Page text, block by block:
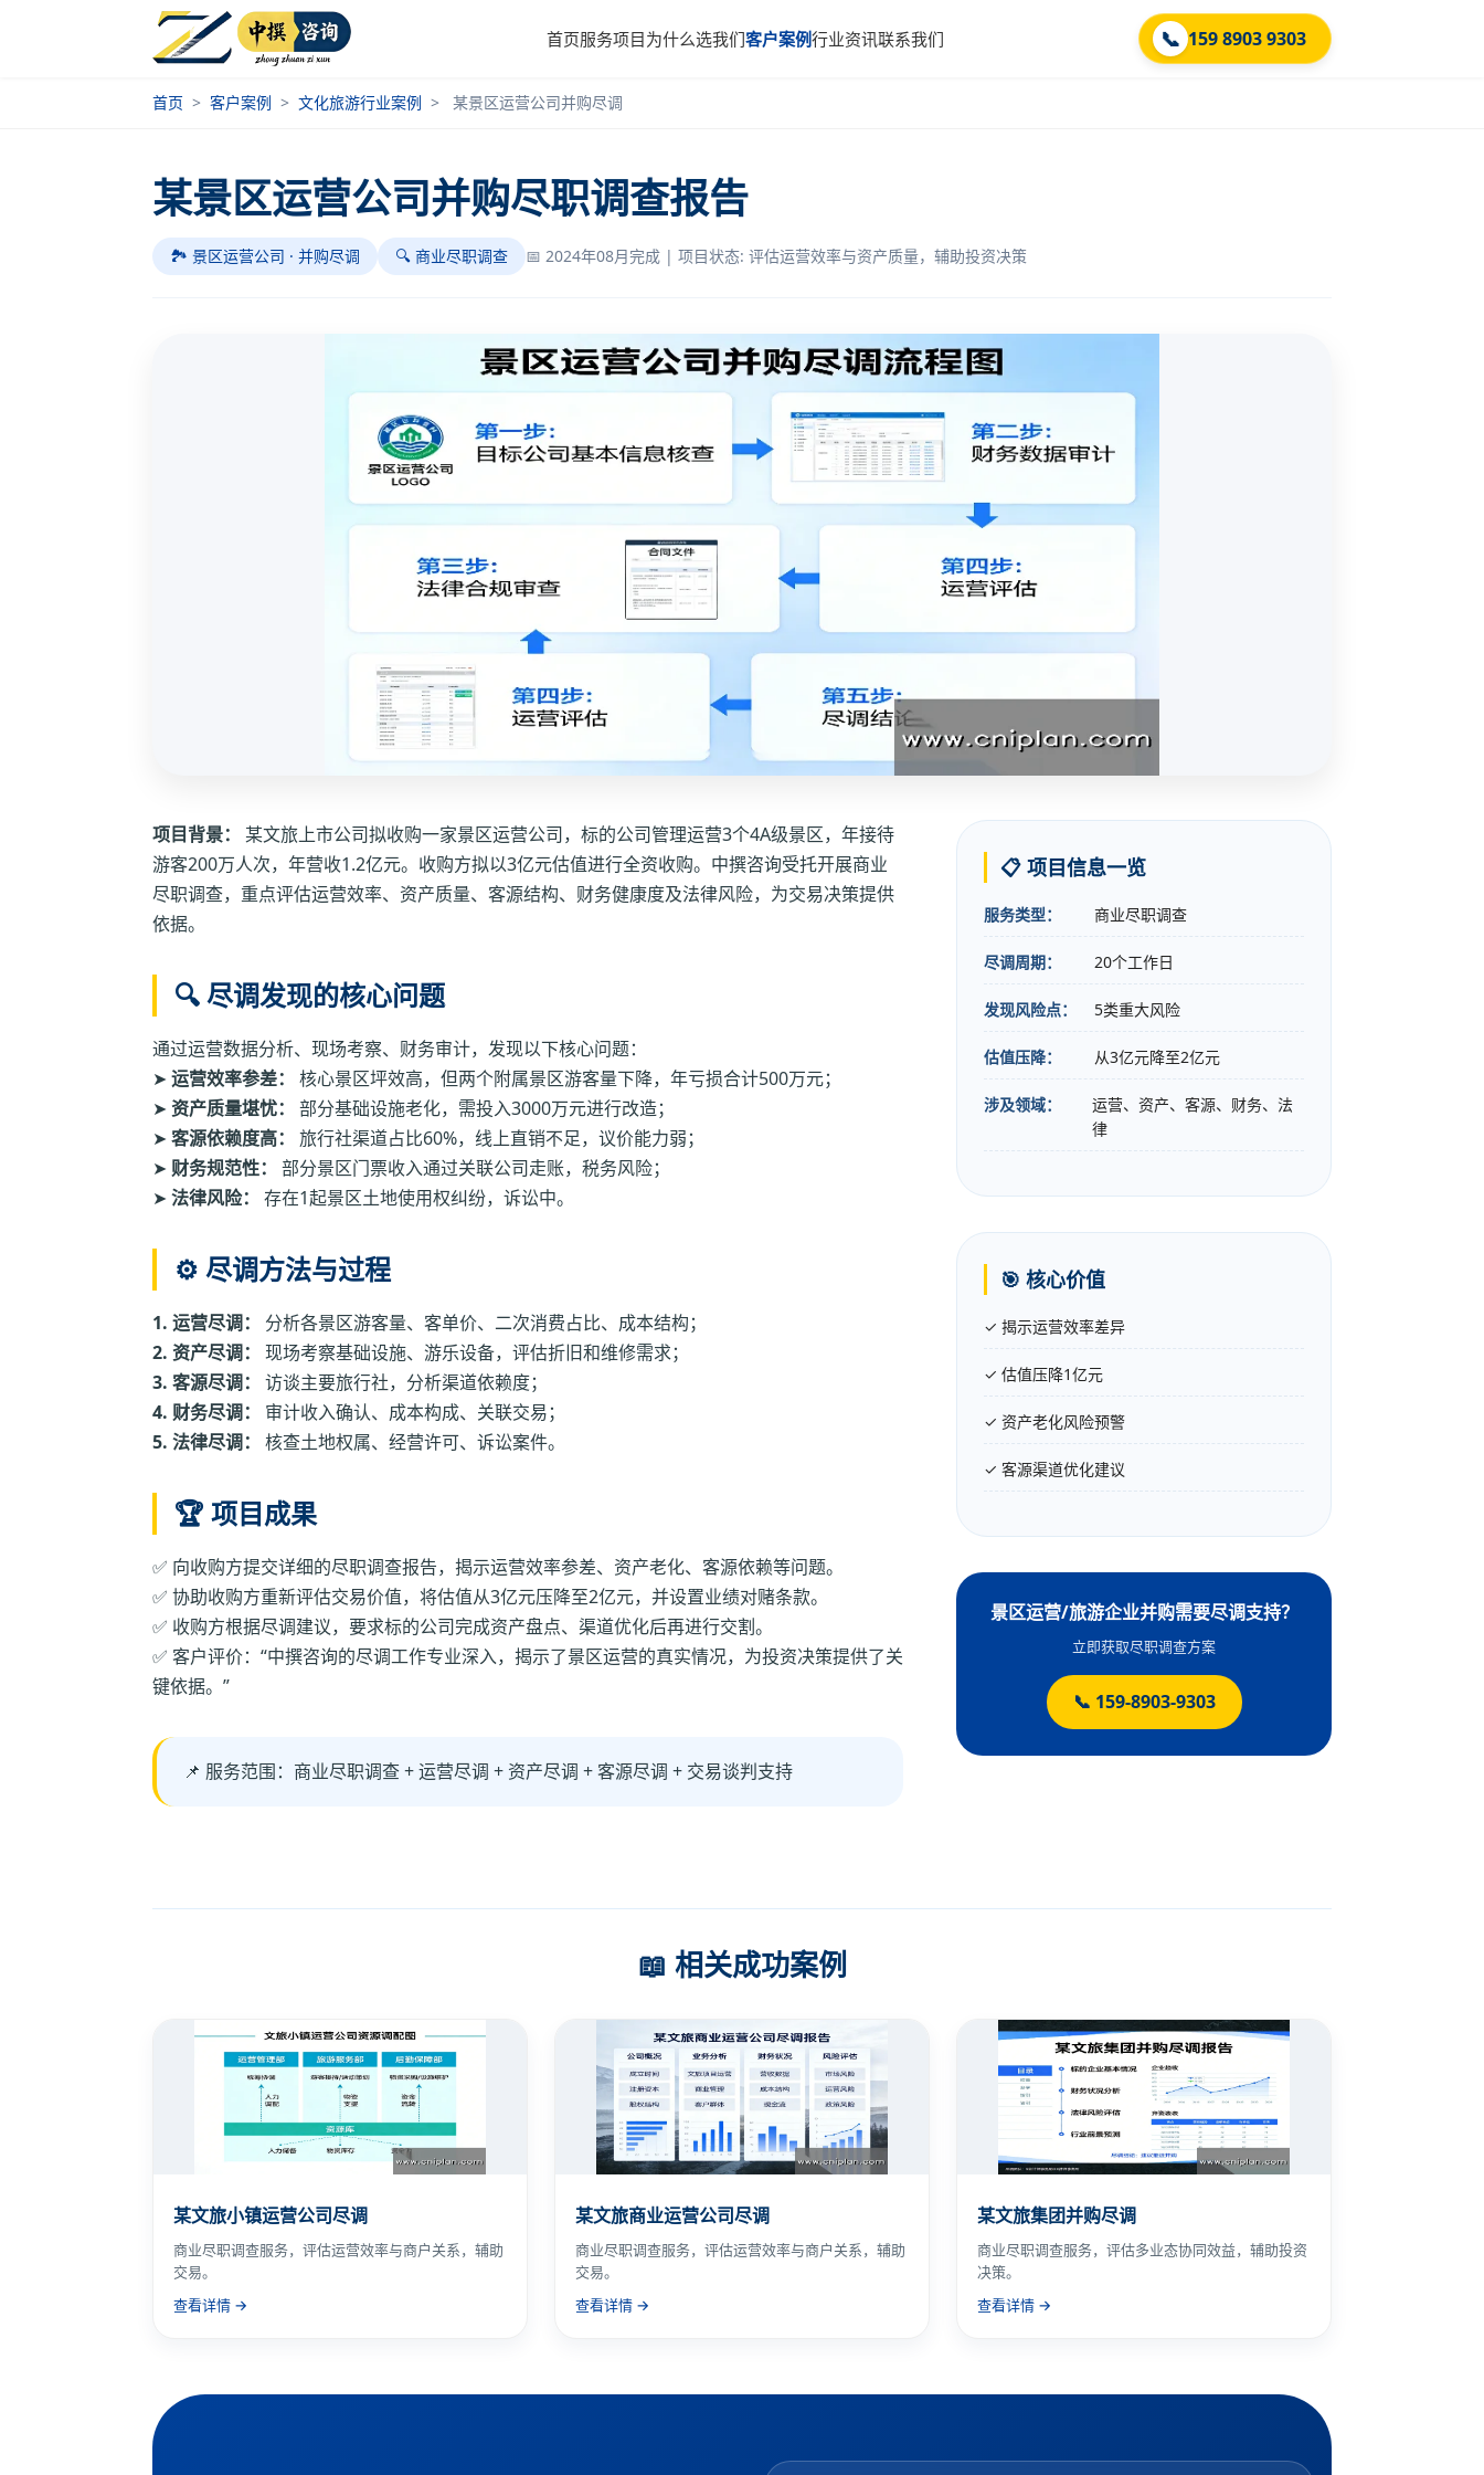
首页服务项目为什么选我们客户案例行业资讯联系我们 📞 159 8903 9303
首页 > 客户案例 > 文化旅游行业案例 > 某景区运营公司并购尽调
某景区运营公司并购尽职调查报告
🏞️ 景区运营公司 · 并购尽调 🔍 商业尽职调查 📅 2024年08月完成 | 项目状态: 评估运营效率与资产质量，辅助投资决策
项目背景：
某文旅上市公司拟收购一家景区运营公司，标的公司管理运营3个4A级景区，年接待
游客200万人次，年营收1.2亿元。收购方拟以3亿元估值进行全资收购。中撰咨询受托开展商业
尽职调查，重点评估运营效率、资产质量、客源结构、财务健康度及法律风险，为交易决策提供
依据。
🔍 尽调发现的核心问题
通过运营数据分析、现场考察、财务审计，发现以下核心问题：
➤ 运营效率参差：
核心景区坪效高，但两个附属景区游客量下降，年亏损合计500万元；
➤ 资产质量堪忧：
部分基础设施老化，需投入3000万元进行改造；
➤ 客源依赖度高：
旅行社渠道占比60%，线上直销不足，议价能力弱；
➤ 财务规范性：
部分景区门票收入通过关联公司走账，税务风险；
➤ 法律风险： 存在1起景区土地使用权纠纷，诉讼中。
⚙️ 尽调方法与过程
1. 运营尽调：
分析各景区游客量、客单价、二次消费占比、成本结构；
2. 资产尽调：
现场考察基础设施、游乐设备，评估折旧和维修需求；
3. 客源尽调：
访谈主要旅行社，分析渠道依赖度；
4. 财务尽调：
审计收入确认、成本构成、关联交易；
5. 法律尽调：
核查土地权属、经营许可、诉讼案件。
🏆 项目成果
✅ 向收购方提交详细的尽职调查报告，揭示运营效率参差、资产老化、客源依赖等问题。
✅ 协助收购方重新评估交易价值，将估值从3亿元压降至2亿元，并设置业绩对赌条款。
✅ 收购方根据尽调建议，要求标的公司完成资产盘点、渠道优化后再进行交割。
✅ 客户评价：“中撰咨询的尽调工作专业深入，揭示了景区运营的真实情况，为投资决策提供了关
键依据。”
📌 服务范围：商业尽职调查 + 运营尽调 + 资产尽调 + 客源尽调 + 交易谈判支持
📋 项目信息一览
服务类型： 商业尽职调查
尽调周期： 20个工作日
发现风险点： 5类重大风险
估值压降： 从3亿元降至2亿元
涉及领域：
运营、资产、客源、财务、法
律
🎯 核心价值
✓ 揭示运营效率差异
✓ 估值压降1亿元
✓ 资产老化风险预警
✓ 客源渠道优化建议
景区运营/旅游企业并购需要尽调支持？
立即获取尽职调查方案
📞 159-8903-9303
📖 相关成功案例
某文旅小镇运营公司尽调
商业尽职调查服务，评估运营效率与商户关系，辅助
交易。
查看详情 →
某文旅商业运营公司尽调
商业尽职调查服务，评估运营效率与商户关系，辅助
交易。
查看详情 →
某文旅集团并购尽调
商业尽职调查服务，评估多业态协同效益，辅助投资
决策。
查看详情 →